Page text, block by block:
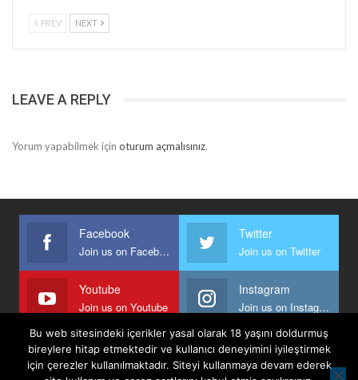
PREV NEXT
LEAVE A REPLY
Yorum yapabilmek için oturum açmalısınız.
Facebook
Join us on Facebook
Twitter
Join us on Twitter
Youtube
Join us on Youtube
Instagram
Join us on Instagram
Bu web sitesindeki içerikler yasal olarak 18 yaşını doldurmuş
bireylere hitap etmektedir ve kullanıcı deneyimini iyileştirmek
için çerezler kullanılmaktadır. Siteyi kullanmaya devam ederek